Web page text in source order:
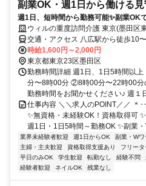
副業OK・週1日から働ける
週1日、短時間から勤務可能✨副業OK
ウィルの重度訪問介護 東京(墨田区
交通・アクセス 八広駅から徒歩10
時給1,600円～2,000円
東京都東京23区墨田区
勤務時間詳細 週1日、1日5時間以
分〜8時00分 ②8時00分〜22時00分
勤務時間をお聞かせください♪ 週１
仕事内容 ＼＼求人のPOINT／
✨無資格・未経験OK！資格取得可
週1日・1日5時間～勤務OK ✨副業
業界未経験者歓迎 週1日からOK 副業・W
主婦・主夫歓迎
資格取得支援あり フリータ
平日のみOK
学生歓迎 転勤なし 経験不問
経験者歓迎
ネイルOK 残業なし